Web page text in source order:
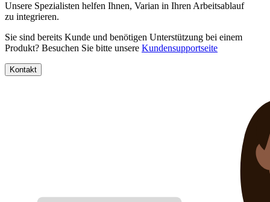
Unsere Spezialisten helfen Ihnen, Varian in Ihren Arbeitsablauf
zu integrieren.
Sie sind bereits Kunde und benötigen Unterstützung bei einem
Produkt? Besuchen Sie bitte unsere Kundensupportseite
Kontakt